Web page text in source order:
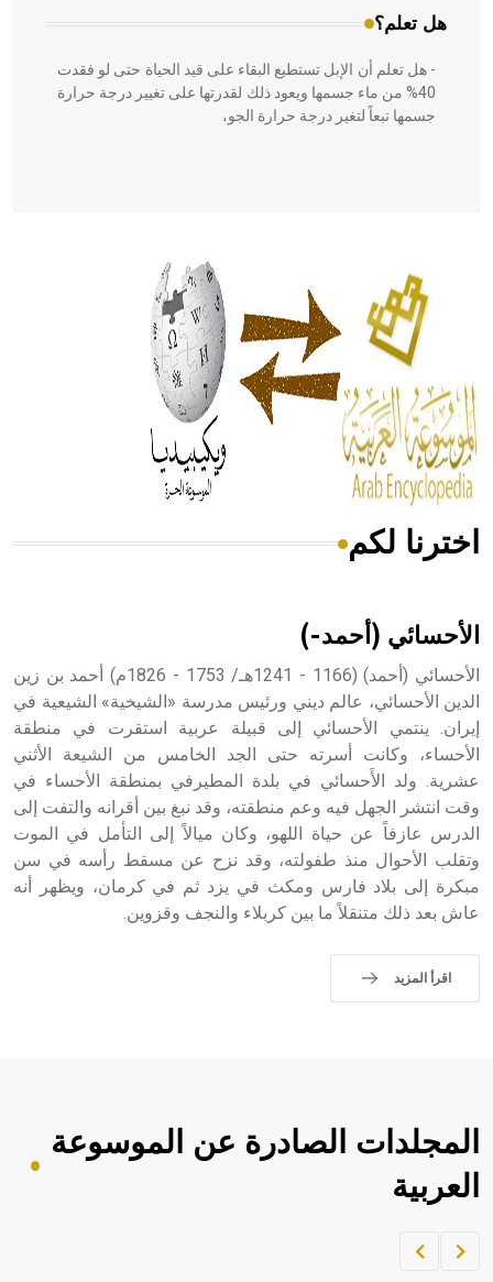
هل تعلم؟
- هل تعلم أن الإبل تستطيع البقاء على قيد الحياة حتى لو فقدت
40% من ماء جسمها ويعود ذلك لقدرتها على تغيير درجة حرارة
جسمها تبعاً لتغير درجة حرارة الجو،
الحكم، الأدلة، تنظيم التغذية، ورسالته في جروح الرأس. ويعود
له الفضل بأنه حرر الطب من الدين والفلسفة.
- هل تعلم أن المرجان إفراز حيواني يتكون في البحر ويتركب
من مادة كربونات الكلسيوم، وهو أحمر أو شديد الحمرة وهو
أجود أنواعه، ويمتاز بكبر الحجم ويسمى الش
هل تعلم أن الأبسيد كلمة فرنسية اللفظ تم اعتمادها مصطلحاً
- هل تعلم أن أبجر Abgar اسم معروف جيداً يعود إلى عدد من
الملوك الذين حكموا مدينة إديسا (الرها) من أبجر الأول وحتى
التاسع، وهم ينتسبون إلى أسرة أوسروين
- هل تعلم أن الأبجدية الكنعانية تتألف من /22/ علامة كتابية
sign تكتب منفصلة غير متصلة، وتعتمد المبدأ الأكوروفوني،
اخترنا لكم
الأحسائي (أحمد-)
الأحسائي (أحمد) (1166 - 1241هـ/ 1753 - 1826م) أحمد بن زين
الدين الأحسائي، عالم ديني ورئيس مدرسة «الشيخية» الشيعية في
إيران. ينتمي الأحسائي إلى قبيلة عربية استقرت في منطقة
الأحساء، وكانت أسرته حتى الجد الخامس من الشيعة الأثني
عشرية. ولد الأَحسائي في بلدة المطيرفي بمنطقة الأحساء في
وقت انتشر الجهل فيه وعم منطقته، وقد نبغ بين أقرانه والتفت إلى
الدرس عازفاً عن حياة اللهو، وكان ميالاً إلى التأمل في الموت
وتقلب الأحوال منذ طفولته، وقد نزح عن مسقط رأسه في سن
مبكرة إلى بلاد فارس ومكث في يزد ثم في كرمان، ويظهر أنه
عاش بعد ذلك متنقلاً ما بين كربلاء والنجف وقزوين.
اقرأ المزيد
المجلدات الصادرة عن الموسوعة
العربية